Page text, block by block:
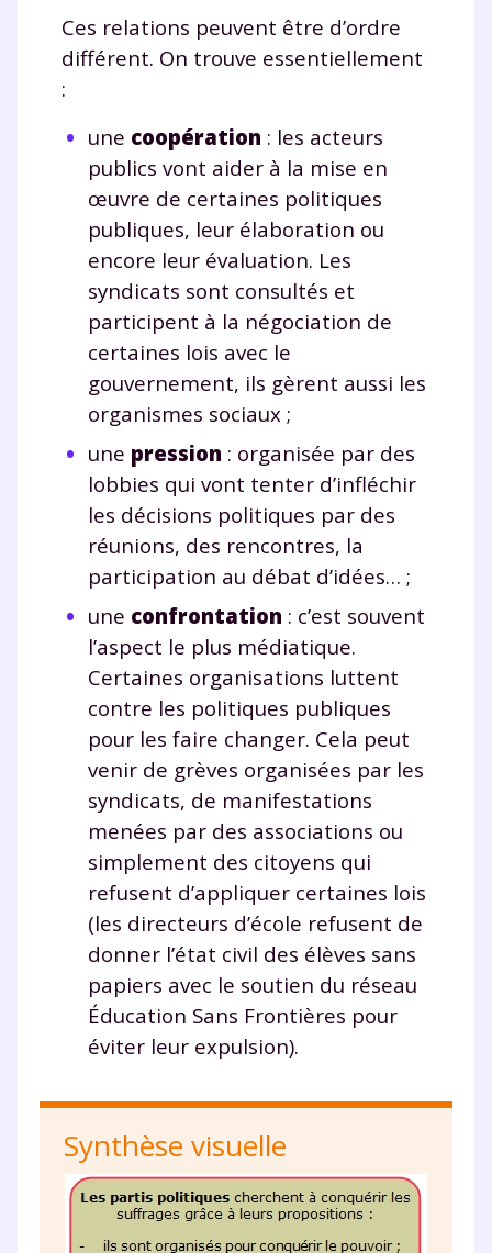
Ces relations peuvent être d’ordre
différent. On trouve essentiellement
:
une coopération : les acteurs
publics vont aider à la mise en
œuvre de certaines politiques
publiques, leur élaboration ou
encore leur évaluation. Les
syndicats sont consultés et
participent à la négociation de
certaines lois avec le
gouvernement, ils gèrent aussi les
organismes sociaux ;
une pression : organisée par des
lobbies qui vont tenter d’infléchir
les décisions politiques par des
réunions, des rencontres, la
participation au débat d’idées… ;
une confrontation : c’est souvent
l’aspect le plus médiatique.
Certaines organisations luttent
contre les politiques publiques
pour les faire changer. Cela peut
venir de grèves organisées par les
syndicats, de manifestations
menées par des associations ou
simplement des citoyens qui
refusent d’appliquer certaines lois
(les directeurs d’école refusent de
donner l’état civil des élèves sans
papiers avec le soutien du réseau
Éducation Sans Frontières pour
éviter leur expulsion).
Synthèse visuelle
Unespace dédié aux parentspour
suivre les progrès
Des profs expérimentés disponibles
à la demande par tchat, audio ou
vidéo
TESTER GRATUITEMENT
renseignant votre e-mail, vous consentez à ce que vos
données à caractère personnel soient traitées par SEJER, sous
la marque myMaxicours, afin que SEJER puisse vous donner
accès au service de soutien scolaire pendant 24h. Pour en
savoir plus sur la gestion de vos données personnelles et
pour exercer vos droits, vous pouvez consulternotre
charte.
J’accepte de recevoir les actualités et des
communications de la part de
myMaxicours.
Votre adresse e-mail sera exclusivement utilisée pour
vous envoyer notre newsletter. Vous pourrez vous
désinscrire à tout moment, à travers le lien de
désinscription présent dans chaque newsletter. Pour
en savoir plus sur la gestion de vos données
personnelles et pour exercer vos droits, vous pouvez
consulternotre charte.